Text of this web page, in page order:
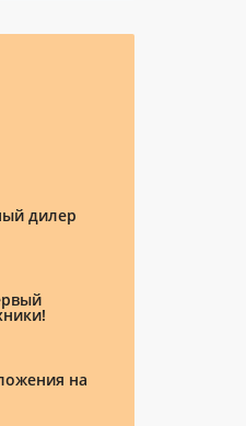
дилер
на